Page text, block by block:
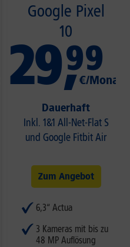
Google Pixel
10
29,
99
€/Monat
Dauerhaft
Inkl. 1&1 All-Net-Flat S
und Google Fitbit Air
Zum Angebot
6,3“ Actua
3 Kameras mit bis zu
48 MP Auflösung